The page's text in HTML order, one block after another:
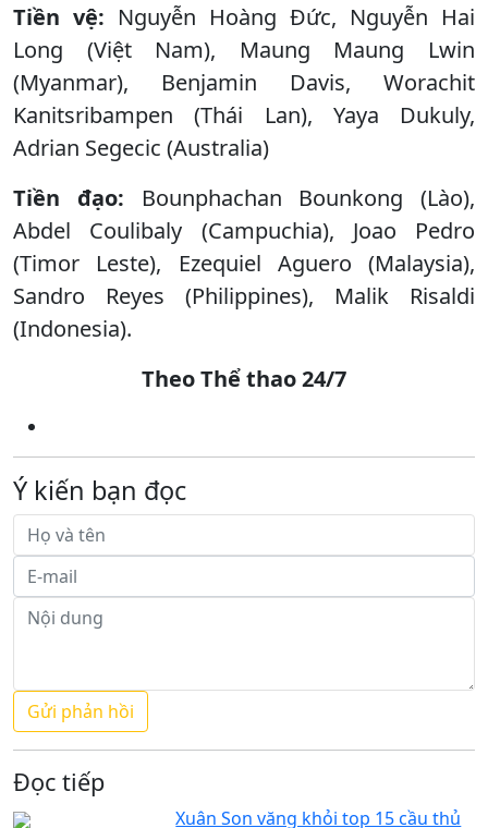
Tiền vệ: Nguyễn Hoàng Đức, Nguyễn Hai
Long (Việt Nam), Maung Maung Lwin
(Myanmar), Benjamin Davis, Worachit
Kanitsribampen (Thái Lan), Yaya Dukuly,
Adrian Segecic (Australia)
Tiền đạo: Bounphachan Bounkong (Lào),
Abdel Coulibaly (Campuchia), Joao Pedro
(Timor Leste), Ezequiel Aguero (Malaysia),
Sandro Reyes (Philippines), Malik Risaldi
(Indonesia).
Theo Thể thao 24/7
Ý kiến bạn đọc
Đọc tiếp
Xuân Son văng khỏi top 15 cầu thủ